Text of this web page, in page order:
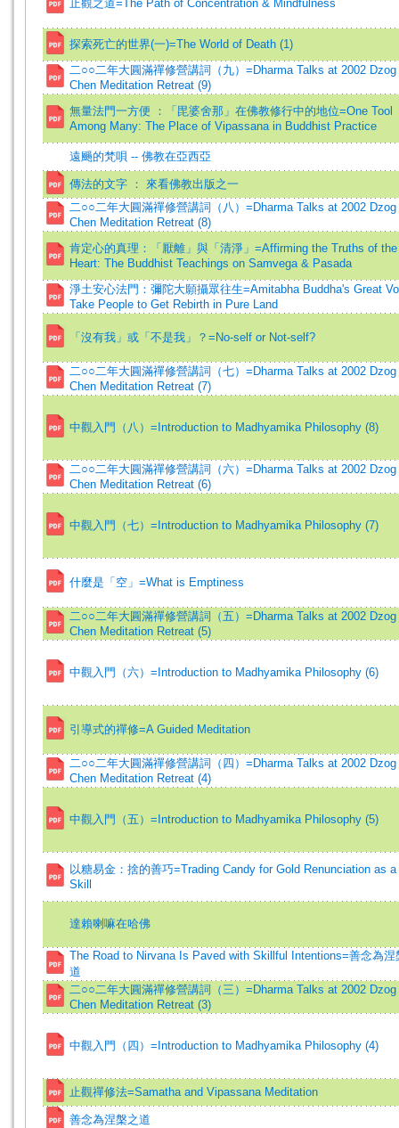
止觀之道=The Path of Concentration & Mindfulness
探索死亡的世界(一)=The World of Death (1)
二○○二年大圓滿禪修營講詞（九）=Dharma Talks at 2002 Dzog
Chen Meditation Retreat (9)
無量法門一方便 ：「毘婆舍那」在佛教修行中的地位=One Tool
Among Many: The Place of Vipassana in Buddhist Practice
遠颺的梵唄 -- 佛教在亞西亞
傳法的文字 ： 來看佛教出版之一
二○○二年大圓滿禪修營講詞（八）=Dharma Talks at 2002 Dzog
Chen Meditation Retreat (8)
肯定心的真理：「厭離」與「清淨」=Affirming the Truths of the
Heart: The Buddhist Teachings on Samvega & Pasada
淨土安心法門：彌陀大願攝眾往生=Amitabha Buddha's Great
Take People to Get Rebirth in Pure Land
「沒有我」或「不是我」？=No-self or Not-self?
二○○二年大圓滿禪修營講詞（七）=Dharma Talks at 2002 Dzog
Chen Meditation Retreat (7)
中觀入門（八）=Introduction to Madhyamika Philosophy (8)
二○○二年大圓滿禪修營講詞（六）=Dharma Talks at 2002 Dzog
Chen Meditation Retreat (6)
中觀入門（七）=Introduction to Madhyamika Philosophy (7)
什麼是「空」=What is Emptiness
二○○二年大圓滿禪修營講詞（五）=Dharma Talks at 2002 Dzog
Chen Meditation Retreat (5)
中觀入門（六）=Introduction to Madhyamika Philosophy (6)
引導式的禪修=A Guided Meditation
二○○二年大圓滿禪修營講詞（四）=Dharma Talks at 2002 Dzog
Chen Meditation Retreat (4)
中觀入門（五）=Introduction to Madhyamika Philosophy (5)
以糖易金：捨的善巧=Trading Candy for Gold Renunciation as a
Skill
達賴喇嘛在哈佛
The Road to Nirvana Is Paved with Skillful Intentions=善念為涅
道
二○○二年大圓滿禪修營講詞（三）=Dharma Talks at 2002 Dzog
Chen Meditation Retreat (3)
中觀入門（四）=Introduction to Madhyamika Philosophy (4)
止觀禪修法=Samatha and Vipassana Meditation
善念為涅槃之道